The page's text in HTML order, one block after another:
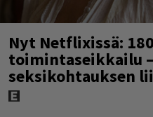
Nyt Netflixissä:
toimintaseikkailu
seksikohtauksen